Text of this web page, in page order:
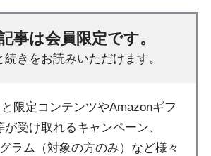
事は会員限定です。
きをお読みいただけます。
限定コンテンツやAmazonギフ
が受け取れるキャンペーン、
ラム（対象の方のみ）など様々